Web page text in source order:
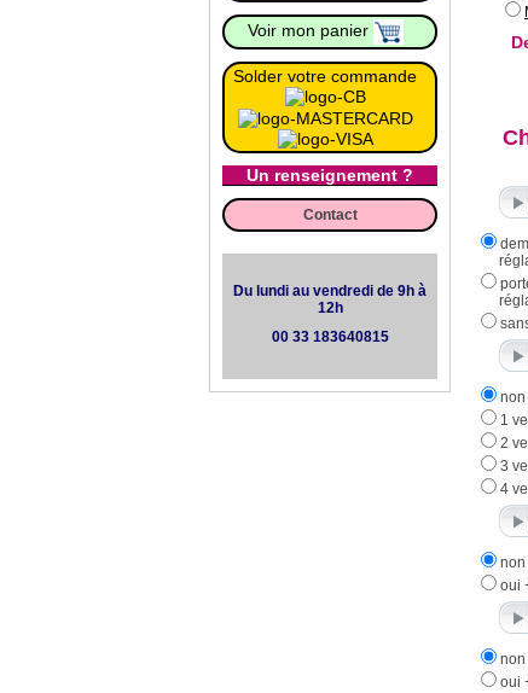
Voir mon panier
Solder votre commande
Un renseignement ?
Contact
Du lundi au vendredi de 9h à
12h
00 33 183640815
non
1
2
3
4
non
oui
non
oui